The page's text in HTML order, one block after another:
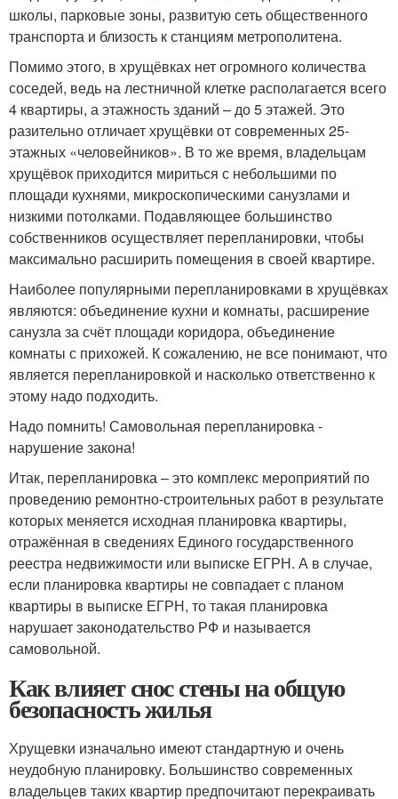
школы, парковые зоны, развитую сеть общественного
транспорта и близость к станциям метрополитена.
Помимо этого, в хрущёвках нет огромного количества
соседей, ведь на лестничной клетке располагается всего
4 квартиры, а этажность зданий – до 5 этажей. Это
разительно отличает хрущёвки от современных 25-
этажных «человейников». В то же время, владельцам
хрущёвок приходится мириться с небольшими по
площади кухнями, микроскопическими санузлами и
низкими потолками. Подавляющее большинство
собственников осуществляет перепланировки, чтобы
максимально расширить помещения в своей квартире.
Наиболее популярными перепланировками в хрущёвках
являются: объединение кухни и комнаты, расширение
санузла за счёт площади коридора, объединение
комнаты с прихожей. К сожалению, не все понимают, что
является перепланировкой и насколько ответственно к
этому надо подходить.
Надо помнить! Самовольная перепланировка -
нарушение закона!
Итак, перепланировка – это комплекс мероприятий по
проведению ремонтно-строительных работ в результате
которых меняется исходная планировка квартиры,
отражённая в сведениях Единого государственного
реестра недвижимости или выписке ЕГРН. А в случае,
если планировка квартиры не совпадает с планом
квартиры в выписке ЕГРН, то такая планировка
нарушает законодательство РФ и называется
самовольной.
Как влияет снос стены на общую
безопасность жилья
Хрущевки изначально имеют стандартную и очень
неудобную планировку. Большинство современных
владельцев таких квартир предпочитают перекраивать